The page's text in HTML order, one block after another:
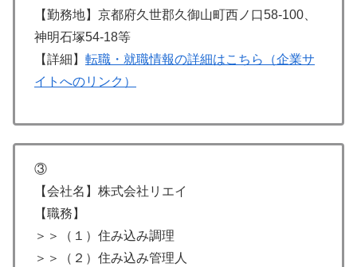
【勤務地】京都府久世郡久御山町西ノ口58-100、
神明石塚54-18等
【詳細】 転職・就職情報の詳細はこちら（企業サ
イトへのリンク）
③
【会社名】株式会社リエイ
【職務】
＞＞（１）住み込み調理
＞＞（２）住み込み管理人